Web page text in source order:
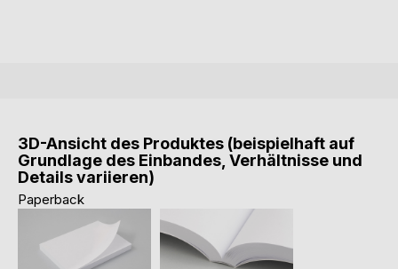
3D-Ansicht des Produktes (beispielhaft auf
Grundlage des Einbandes, Verhältnisse und
Details variieren)
Paperback